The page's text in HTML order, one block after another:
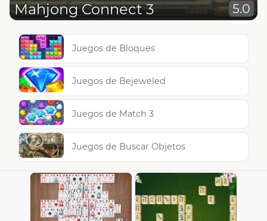
Mahjong Connect 3 5.0
Juegos de Bloques
Juegos de Bejeweled
Juegos de Match 3
Juegos de Buscar Objetos